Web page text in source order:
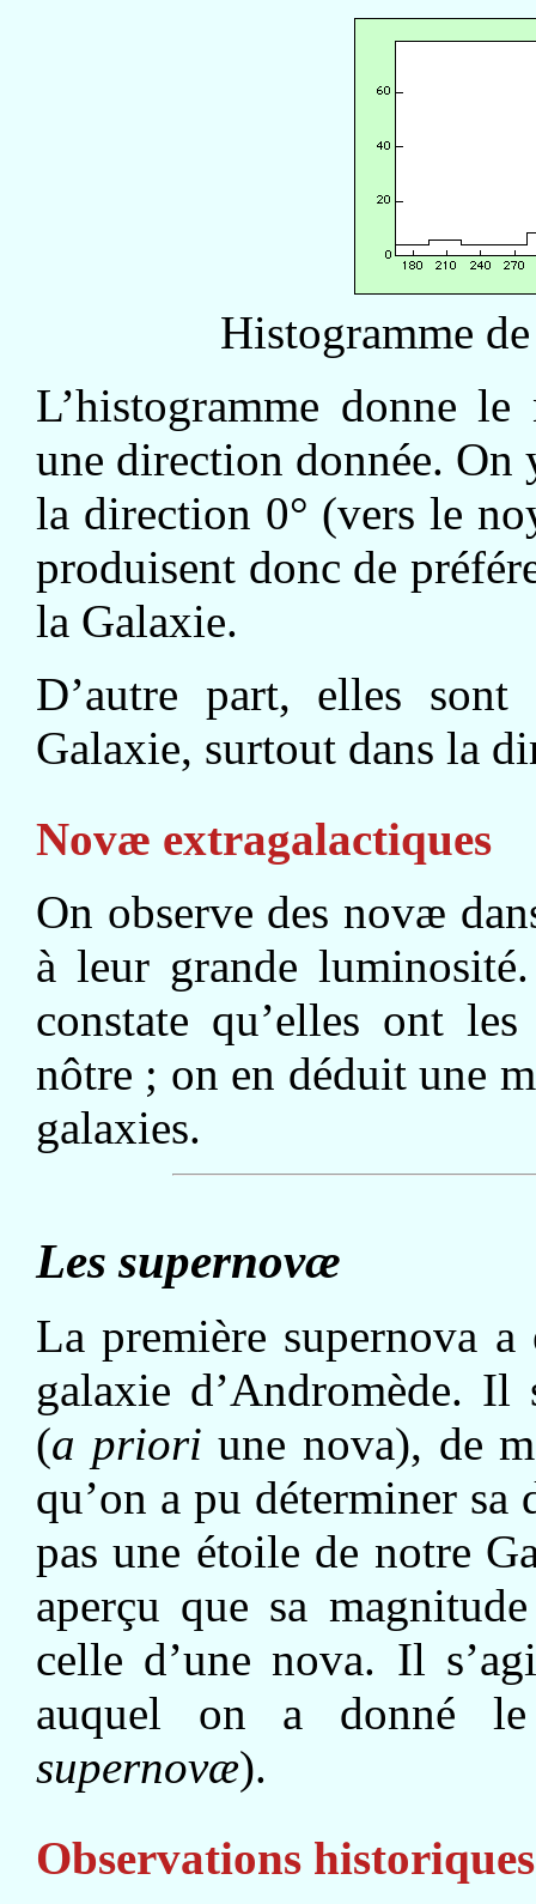
Histogramme
L’histogramme donne
une direction donnée.
la direction 0° (vers le
produisent donc de
la Galaxie.
D’autre part, elles
Galaxie, surtout dans la
Novæ extragalactiques
On observe des novæ
à leur grande
constate qu’elles ont
nôtre ; on en déduit une
galaxies.
Les supernovæ
La première supernova
galaxie d’Andromède. Il
(a priori une nova), de
qu’on a pu déterminer sa
pas une étoile de notre
aperçu que sa
celle d’une nova. Il
auquel on a donné
supernovæ).
Observations historiques